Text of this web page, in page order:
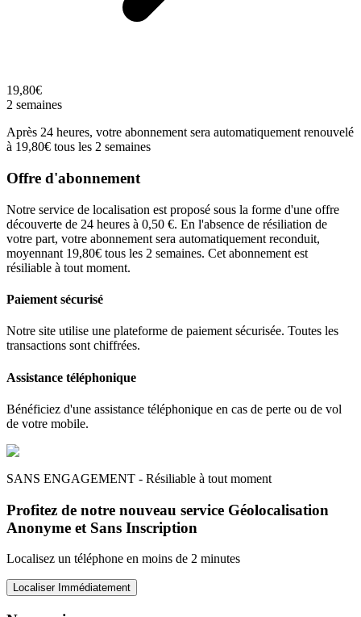
19,80€
2 semaines
Après 24 heures, votre abonnement sera automatiquement renouvelé
à 19,80€ tous les 2 semaines
Offre d'abonnement
Notre service de localisation est proposé sous la forme d'une offre
découverte de 24 heures à 0,50 €. En l'absence de résiliation de
votre part, votre abonnement sera automatiquement reconduit,
moyennant 19,80€ tous les 2 semaines. Cet abonnement est
résiliable à tout moment.
Paiement sécurisé
Notre site utilise une plateforme de paiement sécurisée. Toutes les
transactions sont chiffrées.
Assistance téléphonique
Bénéficiez d'une assistance téléphonique en cas de perte ou de vol
de votre mobile.
SANS ENGAGEMENT - Résiliable à tout moment
Profitez de notre nouveau service Géolocalisation
Anonyme et Sans Inscription
Localisez un téléphone en moins de 2 minutes
Localiser Immédiatement